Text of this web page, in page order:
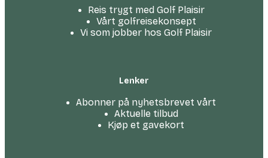
Reis trygt med Golf Plaisir
Vårt golfreise­konsept
Vi som jobber hos Golf Plaisir
Lenker
Abonner på nyhetsbrevet vårt
Aktuelle tilbud
Kjøp et gavekort